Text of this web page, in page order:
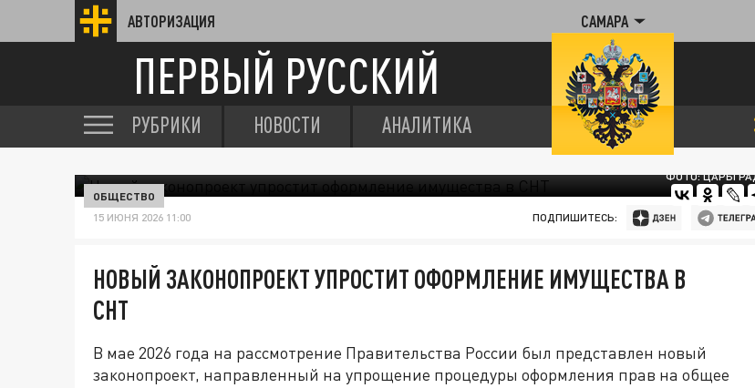
АВТОРИЗАЦИЯ САМАРА
ПЕРВЫЙ РУССКИЙ
РУБРИКИ НОВОСТИ АНАЛИТИКА
ФОТО:
ОБЩЕСТВО
15 ИЮНЯ 2026 11:00 ПОДПИШИТЕСЬ:
НОВЫЙ ЗАКОНОПРОЕКТ УПРОСТИТ ОФОРМЛЕНИЕ ИМУЩЕСТВА В
СНТ
В мае 2026 года на рассмотрение Правительства России был представлен новый
законопроект, направленный на упрощение процедуры оформления прав на общее